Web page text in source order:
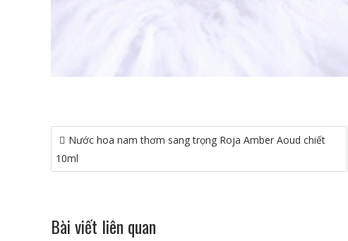
Điều
hướng
bài
Nước hoa nam thơm sang trọng Roja Amber Aoud chiết
10ml
Bài viết liên quan